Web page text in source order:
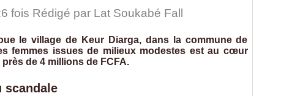
fois Rédigé par Lat Soukabé Fall
le village de Keur Diarga, dans la commune de
femmes issues de milieux modestes est au cœur
de 4 millions de FCFA.
scandale